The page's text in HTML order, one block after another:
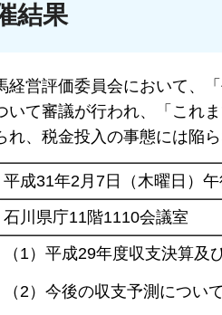
結果
経営評価委員会において、
いて審議が行われ、「これ
れ、税金投入の事態には陥
平成31年2月7日（木曜日）午
石川県庁11階1110会議室
（1）平成29年度収支決算
（2）今後の収支予測について